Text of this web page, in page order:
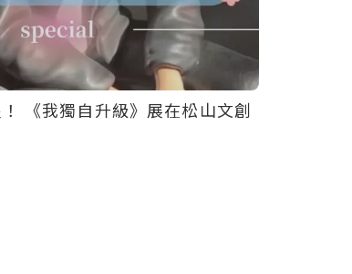
《我獨自升級》展在松山文創